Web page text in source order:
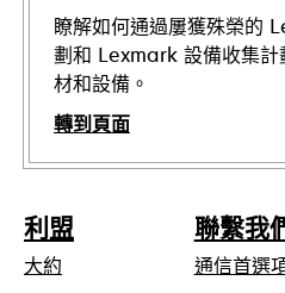
瞭解如何通過屢獲殊榮的
劃和 Lexmark 設備收集計
材和設備。
轉到頁面
利盟
大約
聯繫我
通信首選